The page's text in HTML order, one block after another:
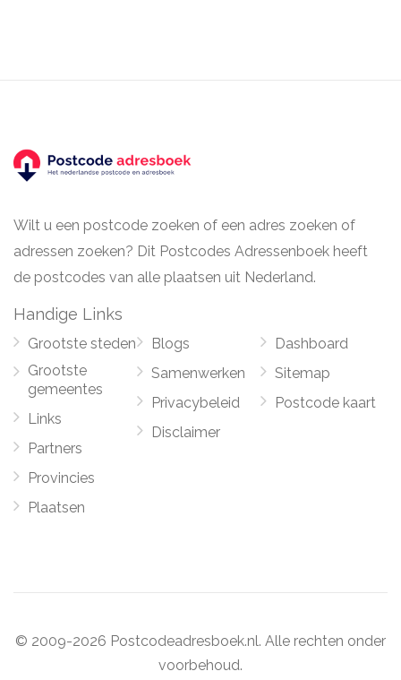
Wilt u een postcode zoeken of een adres zoeken of
adressen zoeken? Dit Postcodes Adressenboek heeft
de postcodes van alle plaatsen uit Nederland.
Handige Links
Grootste steden
Grootste
gemeentes
Links
Partners
Provincies
Plaatsen
Blogs
Samenwerken
Privacybeleid
Disclaimer
Dashboard
Sitemap
Postcode kaart
© 2009-2026 Postcodeadresboek.nl. Alle rechten onder
voorbehoud.